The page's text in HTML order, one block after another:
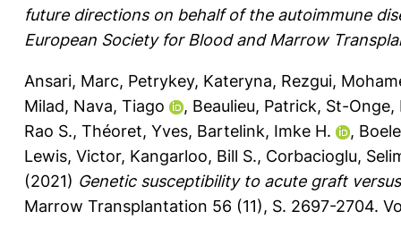
future directions on behalf of the autoimmune
European Society for Blood and Marrow
Ansari, Marc, Petrykey, Kateryna, Rezgui,
Milad, Nava, Tiago , Beaulieu, Patrick, St-Onge,
Rao S., Théoret, Yves, Bartelink, Imke H. ,
Lewis, Victor, Kangarloo, Bill S., Corbacioglu,
(2021) Genetic susceptibility to acute graft
Marrow Transplantation 56 (11), S. 2697-2704.